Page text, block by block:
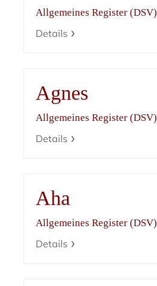
Allgemeines Register (DSV)
Details
Agnes
Allgemeines Register (DSV)
Details
Aha
Allgemeines Register (DSV)
Details